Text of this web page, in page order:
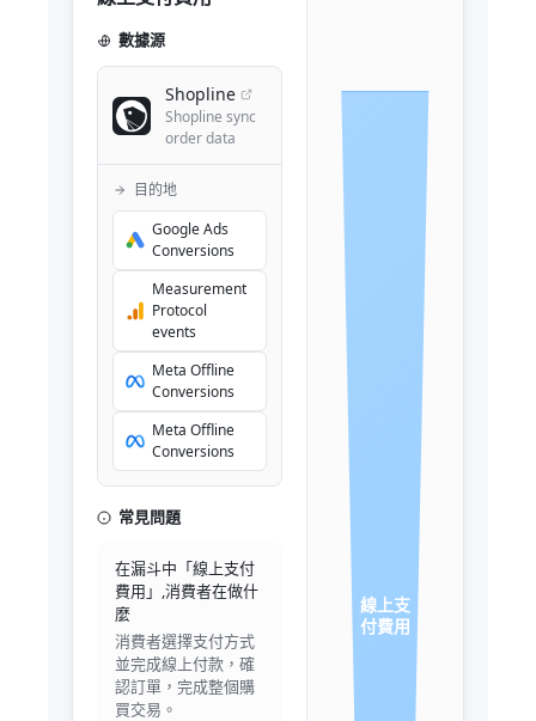
數據源
Shopline
Shopline sync
order data
目的地
Google Ads
Conversions
Measurement
Protocol
events
Meta Offline
Conversions
Meta Offline
Conversions
常見問題
在漏斗中「線上支付
費用」,消費者在做什
麼
消費者選擇支付方式
並完成線上付款，確
認訂單，完成整個購
買交易。
線上支
付費用